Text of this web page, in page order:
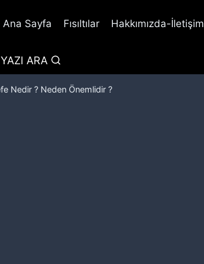
Ana Sayfa Fısıltılar Hakkımızda-İletişim
YAZI ARA
Nedir ? Neden Önemlidir ?